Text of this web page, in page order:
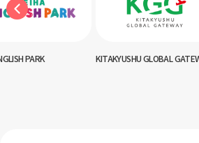
GLOBAL GATEWAY テスコ英会話